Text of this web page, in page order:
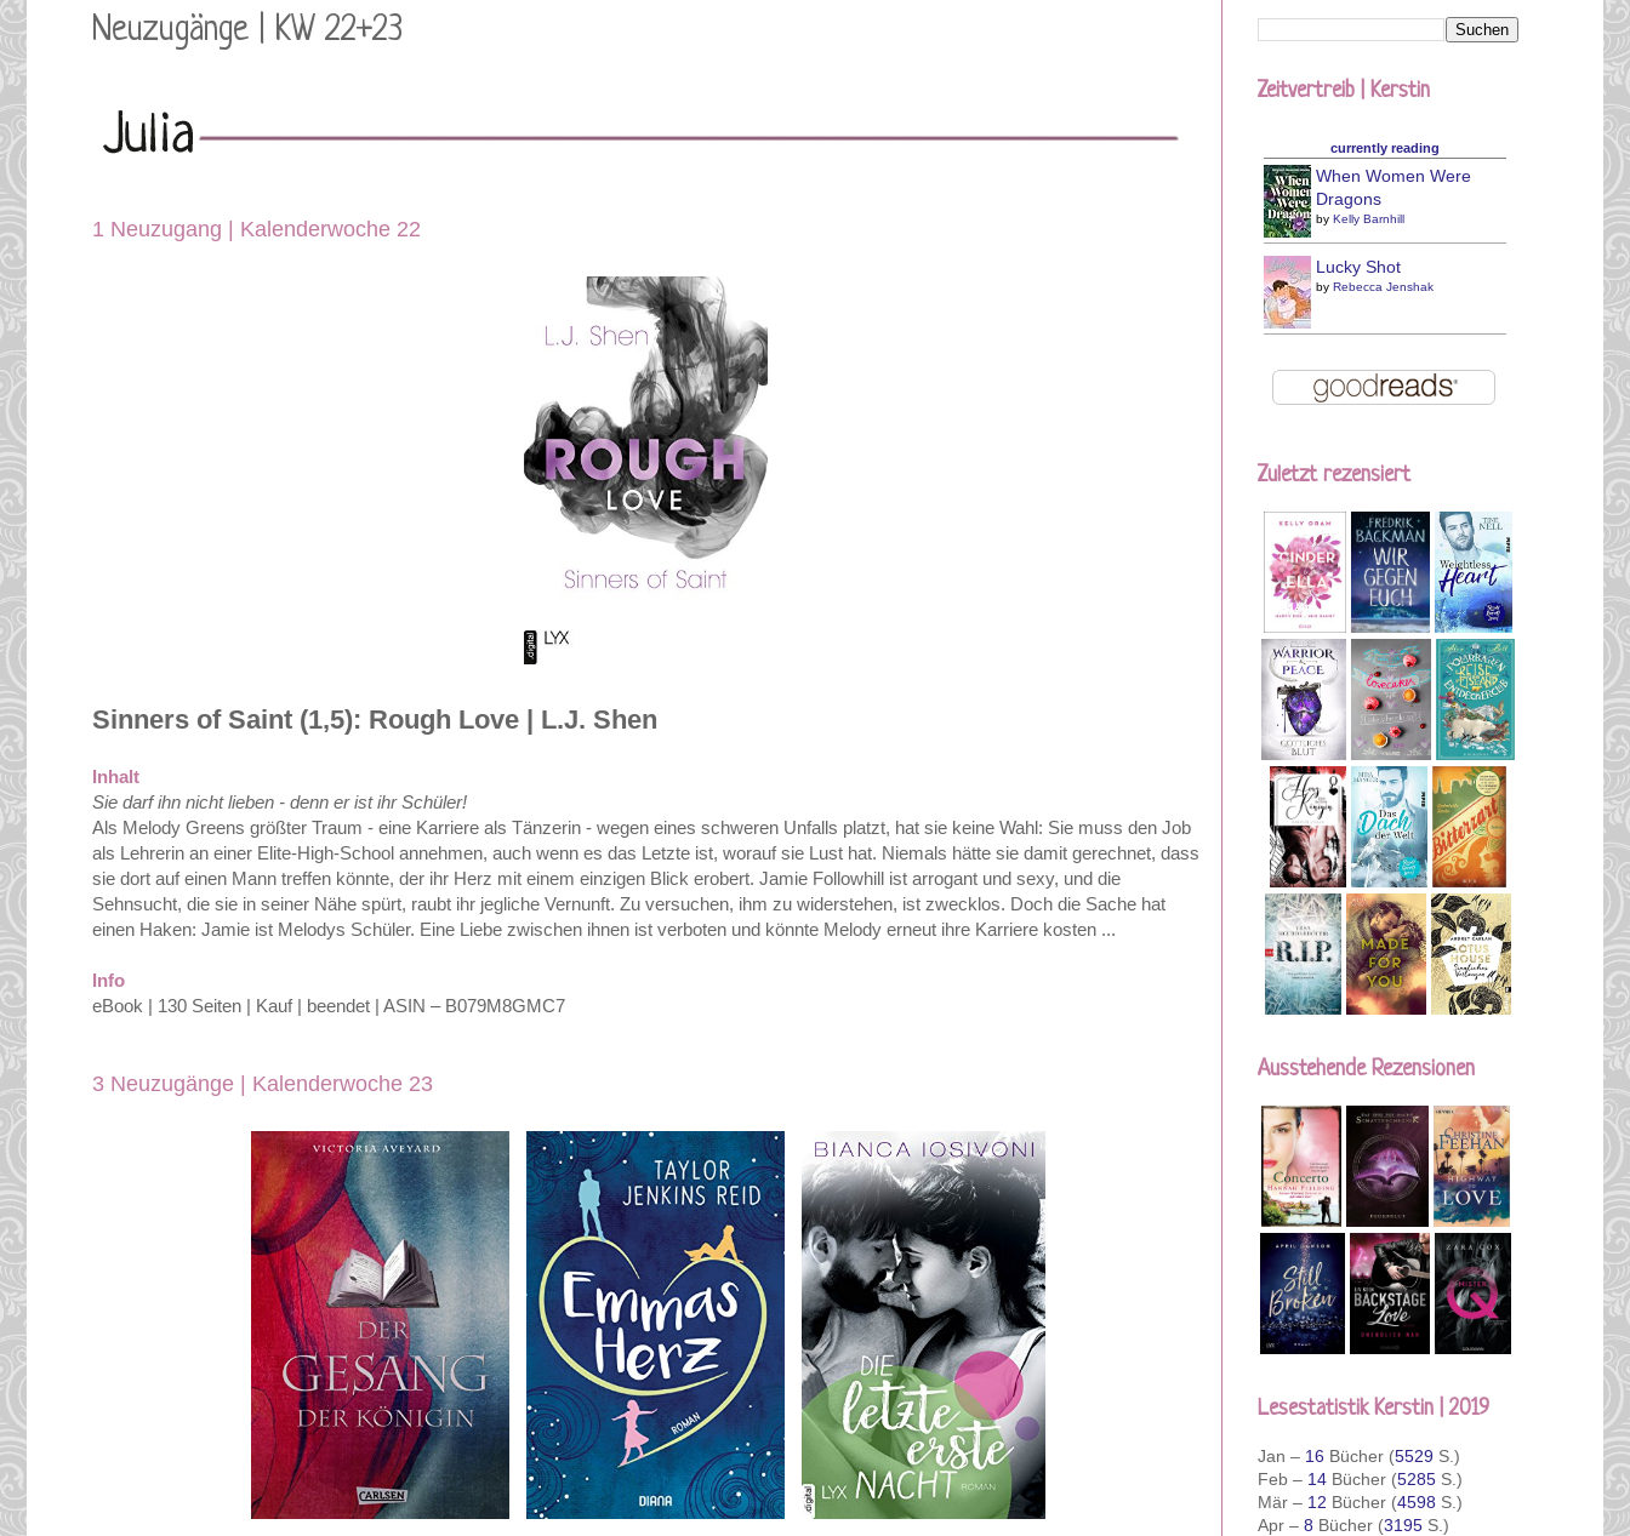
Neuzugänge | KW 22+23
1 Neuzugang | Kalenderwoche 22
Sinners of Saint (1,5): Rough Love | L.J. Shen
Inhalt
Sie darf ihn nicht lieben - denn er ist ihr Schüler!
Als Melody Greens größter Traum - eine Karriere als Tänzerin - wegen eines schweren Unfalls platzt, hat sie keine Wahl: Sie muss den Job
als Lehrerin an einer Elite-High-School annehmen, auch wenn es das Letzte ist, worauf sie Lust hat. Niemals hätte sie damit gerechnet, dass
sie dort auf einen Mann treffen könnte, der ihr Herz mit einem einzigen Blick erobert. Jamie Followhill ist arrogant und sexy, und die
Sehnsucht, die sie in seiner Nähe spürt, raubt ihr jegliche Vernunft. Zu versuchen, ihm zu widerstehen, ist zwecklos. Doch die Sache hat
einen Haken: Jamie ist Melodys Schüler. Eine Liebe zwischen ihnen ist verboten und könnte Melody erneut ihre Karriere kosten ...
Info
eBook | 130 Seiten | Kauf | beendet | ASIN – B079M8GMC7
3 Neuzugänge | Kalenderwoche 23
Zeitvertreib | Kerstin
currently reading
When Women Were
Dragons
by Kelly Barnhill
Lucky Shot
by Rebecca Jenshak
Zuletzt rezensiert
Ausstehende Rezensionen
Lesestatistik Kerstin | 2019
Jan – 16 Bücher (5529 S.)
Feb – 14 Bücher (5285 S.)
Mär – 12 Bücher (4598 S.)
Apr – 8 Bücher (3195 S.)